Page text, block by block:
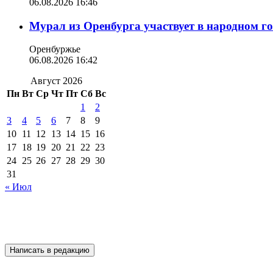
06.08.2026 16:46
Мурал из Оренбурга участвует в народном
Оренбуржье
06.08.2026 16:42
Август 2026
Пн Вт Ср Чт Пт Сб Вс
1
2
3
4 5 6 7 8
9
10 11 12 13 14 15 16
17 18 19 20 21 22 23
24 25 26 27 28 29 30
31
« Июл
Написать в редакцию